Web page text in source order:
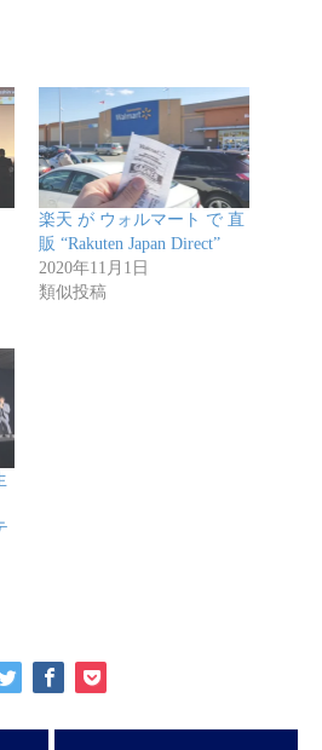
楽天 が ウォルマート で 直
販 “Rakuten Japan Direct”
2020年11月1日
類似投稿